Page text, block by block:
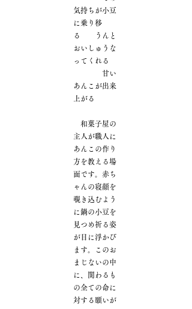
気持ちが小豆
に乗り移
る うんと
おいしゅうな
ってくれる
甘い
あんこが出来
上がる
和菓子屋の
主人が職人に
あんこの作り
方を教える場
面です。赤ち
ゃんの寝顔を
覗き込むよう
に鍋の小豆を
見つめ祈る姿
が目に浮かび
ます。このお
まじないの中
に、関わるも
の全ての命に
対する願いが